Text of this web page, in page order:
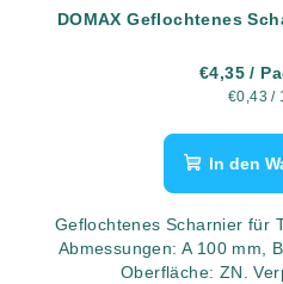
DOMAX Geflochtenes
€4,35/
€0,43 /
In den
Geflochtenes Scharnier für
Abmessungen: A 100 mm,
Oberfläche: ZN.